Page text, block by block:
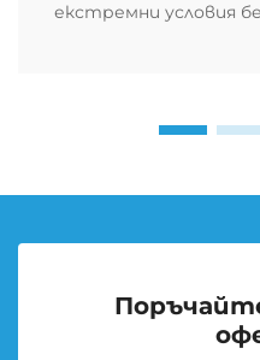
екстремни условия